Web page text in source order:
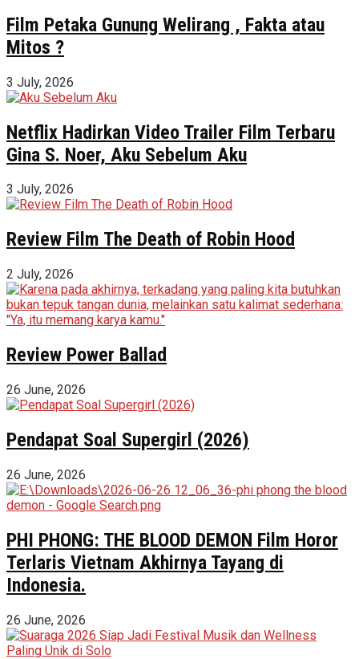
Film Petaka Gunung Welirang , Fakta atau
Mitos ?
3 July, 2026
Netflix Hadirkan Video Trailer Film Terbaru
Gina S. Noer, Aku Sebelum Aku
3 July, 2026
Review Film The Death of Robin Hood
2 July, 2026
Review Power Ballad
26 June, 2026
Pendapat Soal Supergirl (2026)
26 June, 2026
PHI PHONG: THE BLOOD DEMON Film Horor
Terlaris Vietnam Akhirnya Tayang di
Indonesia.
26 June, 2026